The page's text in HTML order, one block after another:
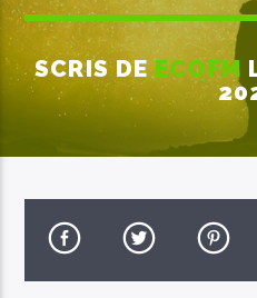
ARTA TA
OLIVIA ADDAMS & DOC
EcoFM Chisinau
SCRIS DEECOFM